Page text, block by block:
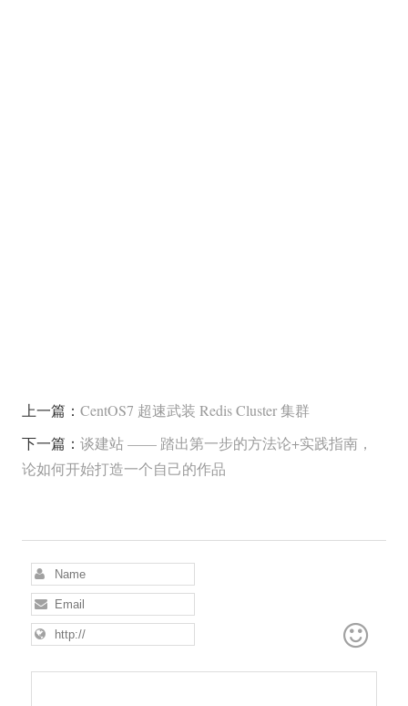
上一篇： CentOS7 超速武装 Redis Cluster 集群
下一篇： 谈建站 —— 踏出第一步的方法论+实践指南，
论如何开始打造一个自己的作品